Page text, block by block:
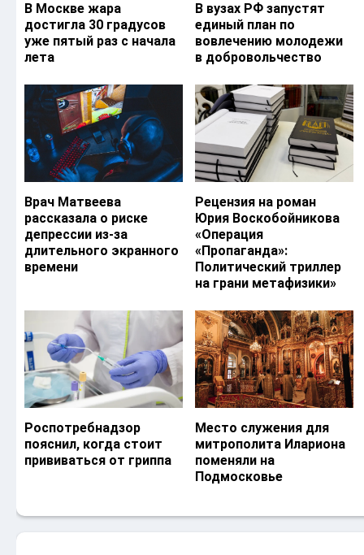
В Москве жара
достигла 30 градусов
уже пятый раз с начала
лета
В вузах РФ запустят
единый план по
вовлечению молодежи
в добровольчество
Врач Матвеева
рассказала о риске
депрессии из-за
длительного экранного
времени
Рецензия на роман
Юрия Воскобойникова
«Операция
«Пропаганда»:
Политический триллер
на грани метафизики»
Роспотребнадзор
пояснил, когда стоит
прививаться от гриппа
Место служения для
митрополита Илариона
поменяли на
Подмосковье